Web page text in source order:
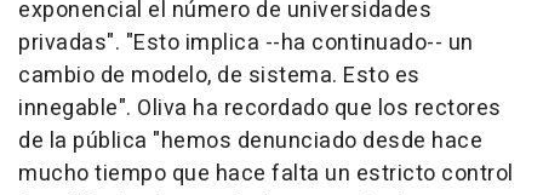
exponencial el número de universidades
privadas". "Esto implica --ha continuado-- un
cambio de modelo, de sistema. Esto es
innegable". Oliva ha recordado que los rectores
de la pública "hemos denunciado desde hace
mucho tiempo que hace falta un estricto control